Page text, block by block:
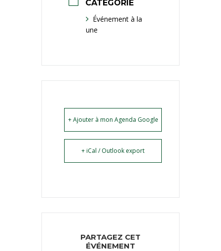
CATÉGORIE
Événement à la
une
+ Ajouter à mon Agenda Google
+ iCal / Outlook export
PARTAGEZ CET
ÉVÉNEMENT